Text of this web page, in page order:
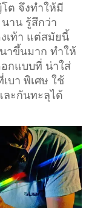
ต จึงทำให้มี
าน รู้สึกว่า
เท้า แต่สมัยนี้
าขึ้นมาก ทำให้
อกแบบที่ น่าใส่
บา พิเศษ ใช้
ละกันทะลุได้